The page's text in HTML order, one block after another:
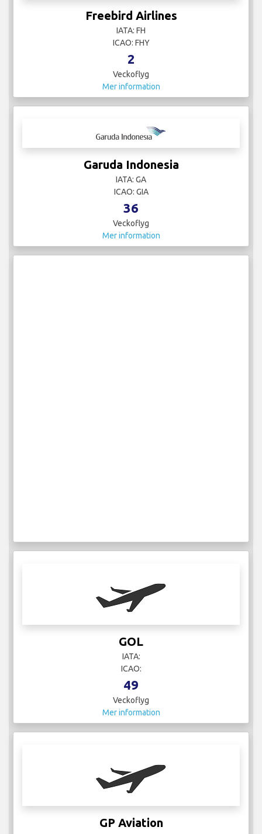
Freebird Airlines
IATA: FH
ICAO: FHY
2
Veckoflyg
Mer information
Garuda Indonesia
IATA: GA
ICAO: GIA
36
Veckoflyg
Mer information
GOL
IATA:
ICAO:
49
Veckoflyg
Mer information
GP Aviation